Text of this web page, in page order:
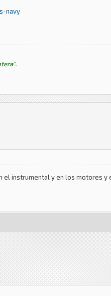
navy
el instrumental y en los motores y